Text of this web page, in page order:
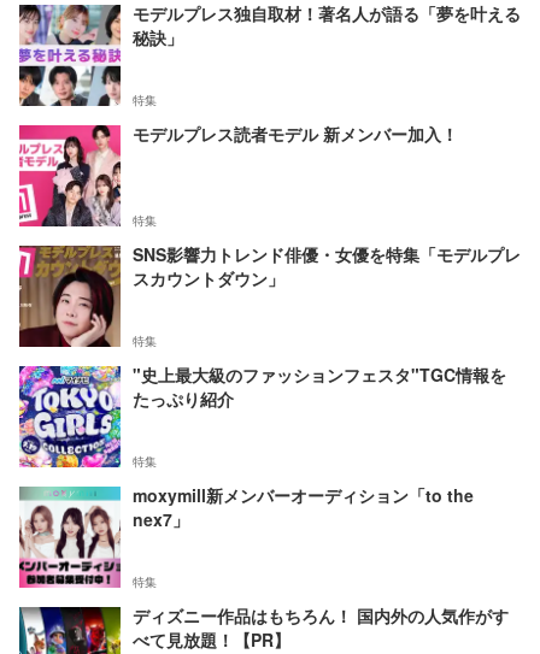
モデルプレス独自取材！著名人が語る「夢を叶える
秘訣」
特集
モデルプレス読者モデル 新メンバー加入！
特集
SNS影響力トレンド俳優・女優を特集「モデルプレ
スカウントダウン」
特集
"史上最大級のファッションフェスタ"TGC情報を
たっぷり紹介
特集
moxymill新メンバーオーディション「to the
nex7」
特集
ディズニー作品はもちろん！ 国内外の人気作がす
べて見放題！【PR】